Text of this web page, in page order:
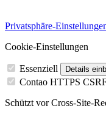
Privatsphäre-
Cookie-Einstellungen
Essenziell Details
Contao HTTPS
Schützt vor Cross-Site-